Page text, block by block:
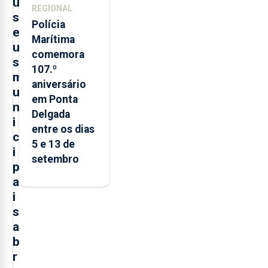
s
e
u
s
m
u
n
i
c
i
p
a
i
s
a
b
r
REGIONAL
Polícia
Marítima
comemora
107.º
aniversário
em Ponta
Delgada
entre os dias
5 e 13 de
setembro